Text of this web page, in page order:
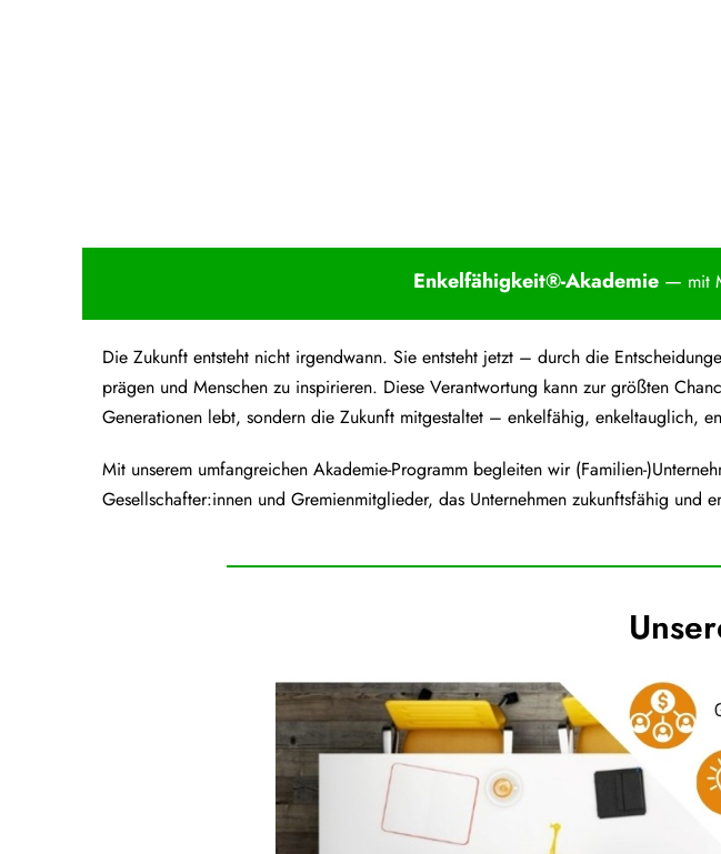
Enkelfähigkeit®-Akademie— mit
Die Zukunft entsteht nicht irgendwann. Sie entsteht jetzt – durch die
prägen und Menschen zu inspirieren. Diese Verantwortung kann zur größten
Generationen lebt, sondern die Zukunft mitgestaltet – enkelfähig, enkeltauglich,
Mit unserem umfangreichen Akademie-Programm begleiten wir (Familien-
Gesellschafter:innen und Gremienmitglieder, das Unternehmen zukunftsfähig und